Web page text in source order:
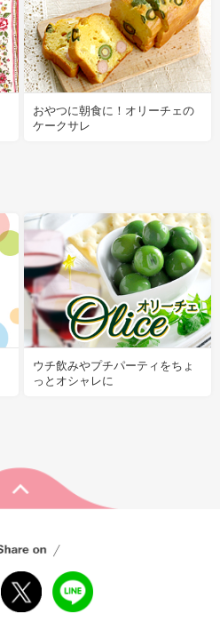
おやつに朝食に！オリーチェの
ケークサレ
ウチ飲みやプチパーティをちょ
っとオシャレに